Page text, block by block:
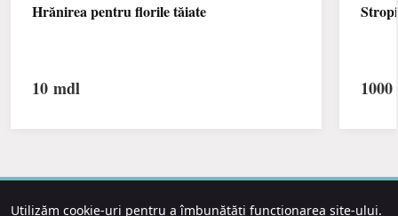
Hrănirea pentru florile tăiate
10 mdl 1000
Utilizăm cookie-uri pentru a îmbunătăți funcționarea site-ului.